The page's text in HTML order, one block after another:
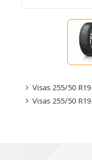
Visas 255/50
Visas 255/50